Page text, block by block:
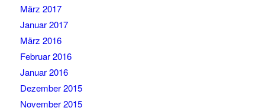
März 2017
Januar 2017
März 2016
Februar 2016
Januar 2016
Dezember 2015
November 2015